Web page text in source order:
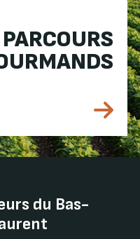
PARCOURS
du Bas-